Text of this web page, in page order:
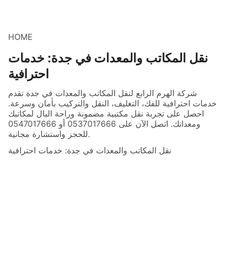
HOME
نقل المكاتب والمعدات في جدة: خدمات
احترافية
شركة الهرم الرابع لنقل المكاتب والمعدات في جدة تقدم
خدمات احترافية للفك، التغليف، النقل والتركيب بأمان وسرعة.
احصل على تجربة نقل مكتبية مضمونة وراحة البال لمكاتبك
ومعداتك. اتصل الآن على 0537017666 أو 0547017666
للحجز واستشارة مجانية.
نقل المكاتب والمعدات في جدة: خدمات احترافية